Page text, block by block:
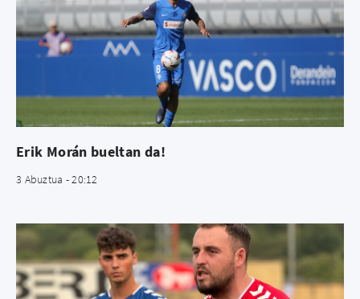
Erik Morán bueltan da!
3 Abuztua - 20:12